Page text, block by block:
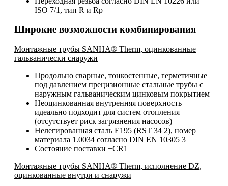
ISO 7/1, тип R и Rp
Широкие возможности комбинирования
Монтажные трубы SANHA® Therm, оцинкованные
гальванически снаружи
Продольно сварные, тонкостенные, герметичные
под давлением прецизионные стальные трубы с
наружным гальваническим цинковым покрытием
Неоцинкованная внутренняя поверхность —
идеально подходит для систем отопления
(отсутствует риск загрязнения насосов)
Нелегированная сталь E195 (RST 34 2), номер
материала 1.0034 согласно DIN EN 10305 3
Состояние поставки +CR1
Монтажные трубы SANHA® Therm, исполнение DZ,
оцинкованные внутри и снаружи